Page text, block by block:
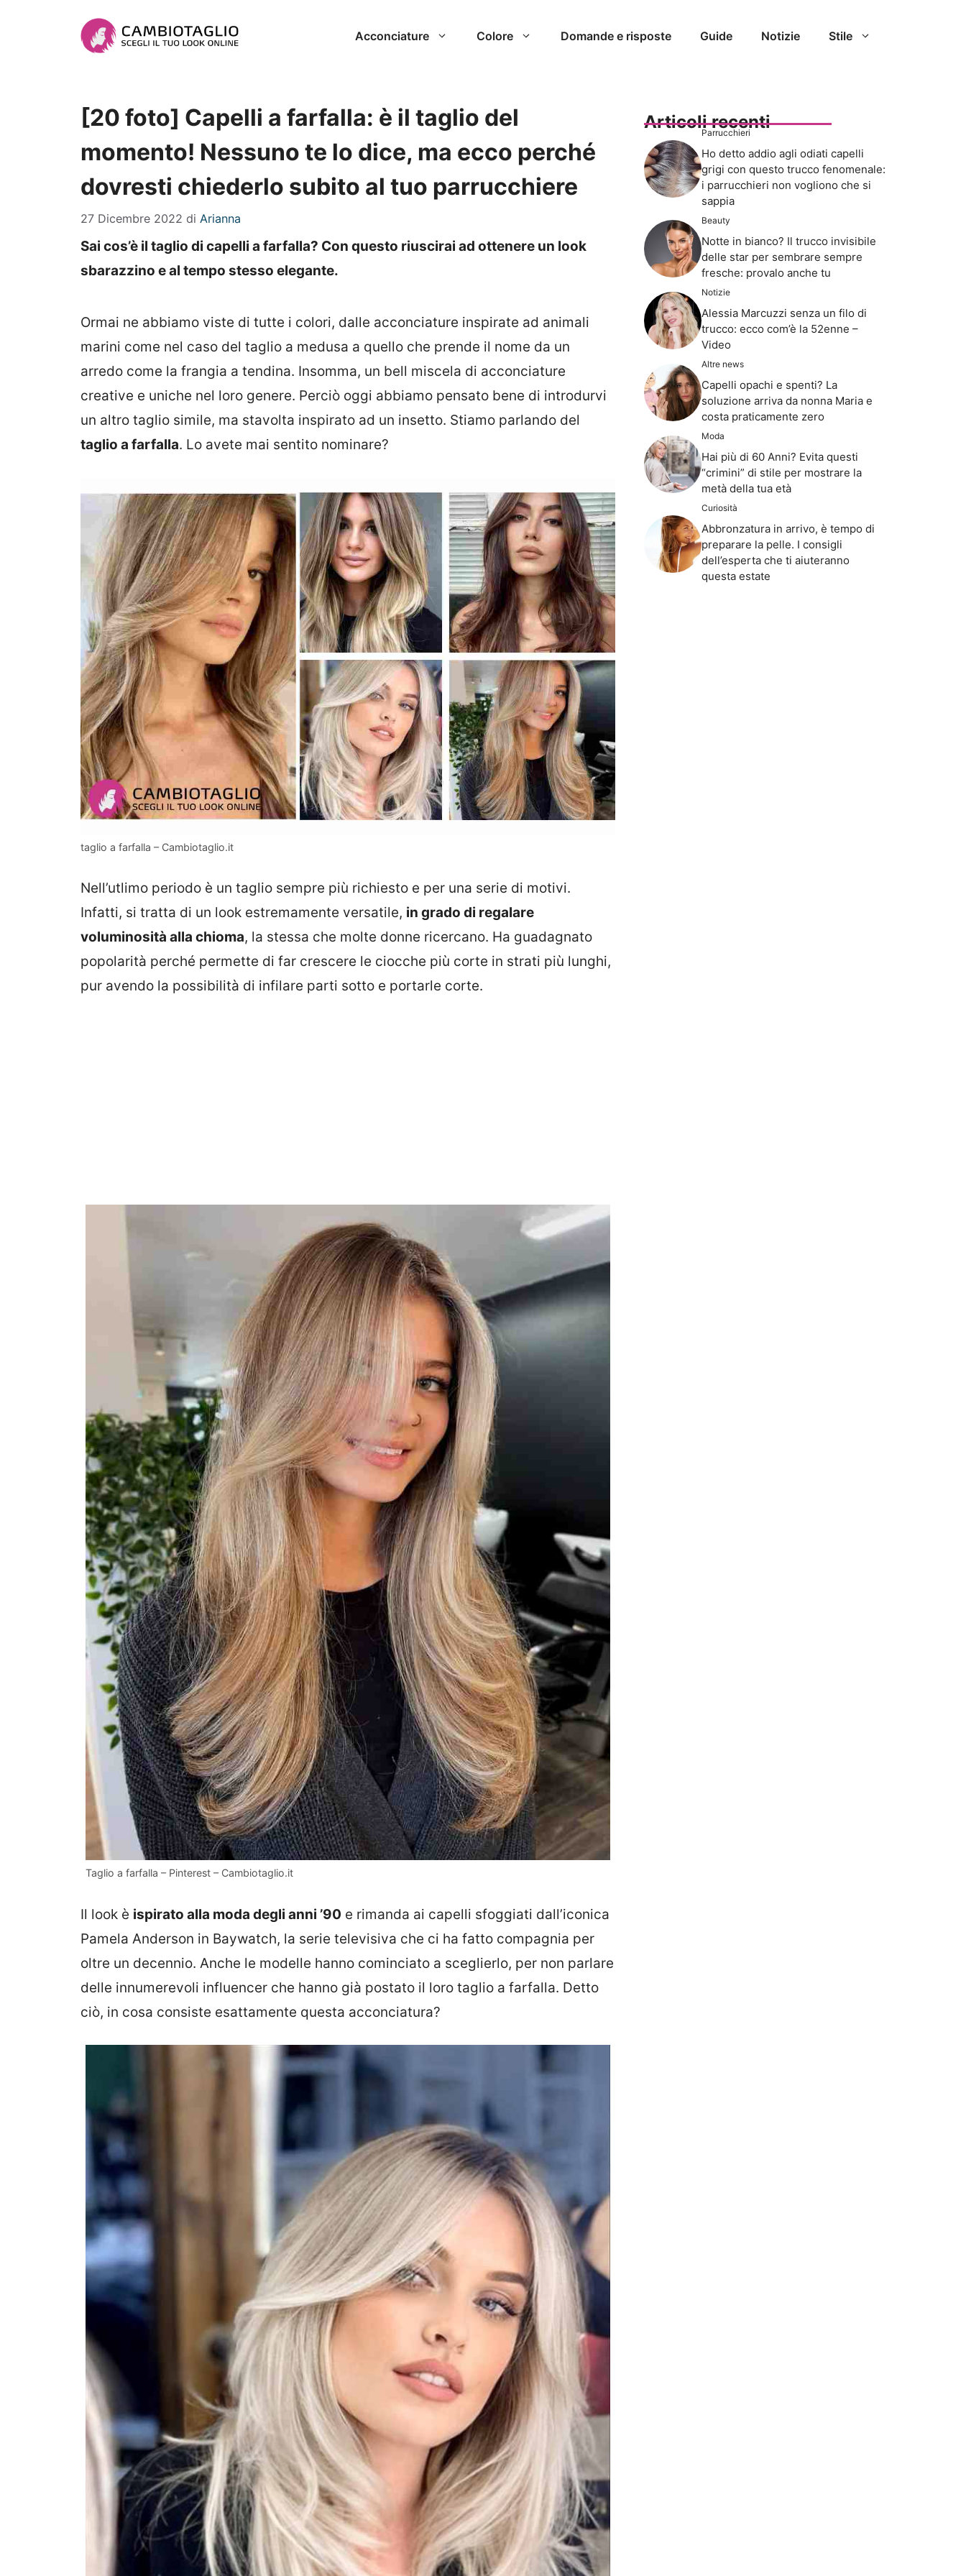
Acconciature Colore Domande e risposte Guide Notizie Stile
[20 foto] Capelli a farfalla: è il taglio del
momento! Nessuno te lo dice, ma ecco perché
dovresti chiederlo subito al tuo parrucchiere
27 Dicembre 2022 di Arianna
Sai cos’è il taglio di capelli a farfalla? Con questo riuscirai ad ottenere un look
sbarazzino e al tempo stesso elegante.
Ormai ne abbiamo viste di tutte i colori, dalle acconciature inspirate ad animali
marini come nel caso del taglio a medusa a quello che prende il nome da un
arredo come la frangia a tendina. Insomma, un bell miscela di acconciature
creative e uniche nel loro genere. Perciò oggi abbiamo pensato bene di introdurvi
un altro taglio simile, ma stavolta inspirato ad un insetto. Stiamo parlando del
taglio a farfalla. Lo avete mai sentito nominare?
taglio a farfalla – Cambiotaglio.it
Nell’utlimo periodo è un taglio sempre più richiesto e per una serie di motivi.
Infatti, si tratta di un look estremamente versatile, in grado di regalare
voluminosità alla chioma, la stessa che molte donne ricercano. Ha guadagnato
popolarità perché permette di far crescere le ciocche più corte in strati più lunghi,
pur avendo la possibilità di infilare parti sotto e portarle corte.
Taglio a farfalla – Pinterest – Cambiotaglio.it
Il look è ispirato alla moda degli anni ’90 e rimanda ai capelli sfoggiati dall’iconica
Pamela Anderson in Baywatch, la serie televisiva che ci ha fatto compagnia per
oltre un decennio. Anche le modelle hanno cominciato a sceglierlo, per non parlare
delle innumerevoli influencer che hanno già postato il loro taglio a farfalla. Detto
ciò, in cosa consiste esattamente questa acconciatura?
Articoli recenti
Parrucchieri
Ho detto addio agli odiati capelli
grigi con questo trucco fenomenale:
i parrucchieri non vogliono che si
sappia
Beauty
Notte in bianco? Il trucco invisibile
delle star per sembrare sempre
fresche: provalo anche tu
Notizie
Alessia Marcuzzi senza un filo di
trucco: ecco com’è la 52enne –
Video
Altre news
Capelli opachi e spenti? La
soluzione arriva da nonna Maria e
costa praticamente zero
Moda
Hai più di 60 Anni? Evita questi
“crimini” di stile per mostrare la
metà della tua età
Curiosità
Abbronzatura in arrivo, è tempo di
preparare la pelle. I consigli
dell’esperta che ti aiuteranno
questa estate